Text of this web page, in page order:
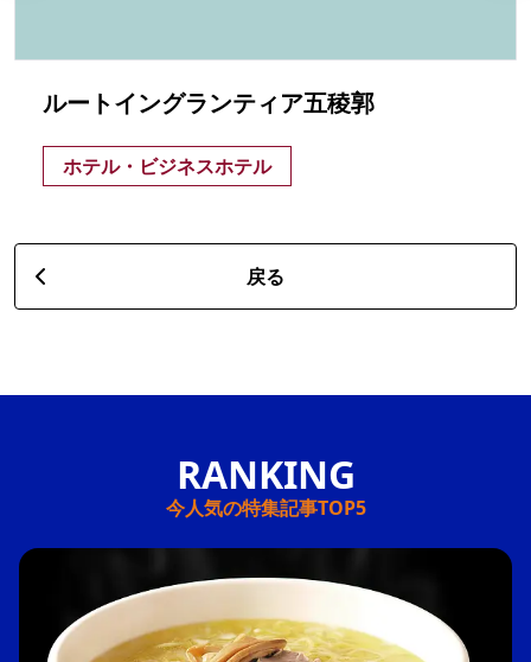
ルートイングランティア五稜郭
ホテル・ビジネスホテル
戻る
今人気の特集記事TOP5